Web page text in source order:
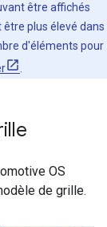
être affichés
plus élevé dans
d'éléments pour
.
OS
de grille.